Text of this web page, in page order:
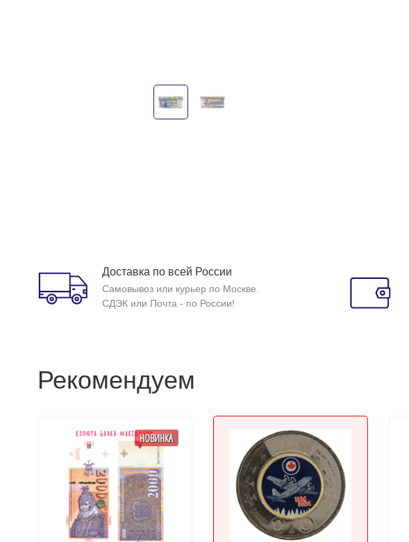
Доставка по всей России
Самовывоз или курьер по Москве.
СДЭК или Почта - по России!
Рекомендуем
НОВИНКА